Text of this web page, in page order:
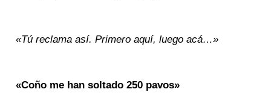
«Tú reclama así. Primero aquí, luego acá…»
«Coño me han soltado 250 pavos»